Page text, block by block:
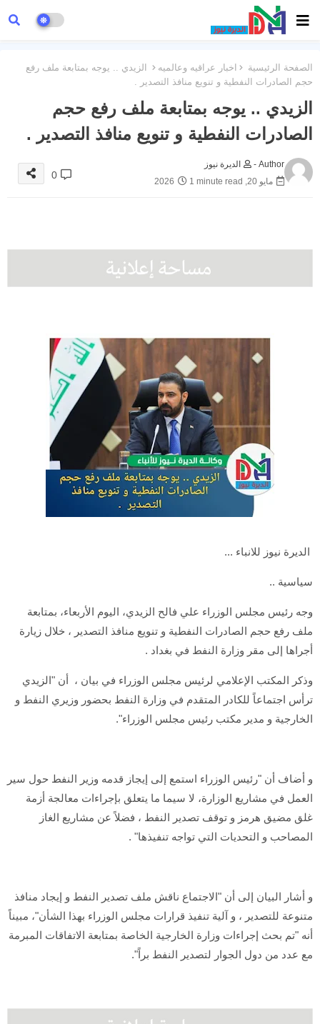
الصفحة الرئيسية اخبار عراقيه وعالميه
الزيدي .. يوجه بمتابعة ملف رفع
حجم الصادرات النفطية و تنويع منافذ التصدير .
الزيدي .. يوجه بمتابعة ملف رفع حجم
الصادرات النفطية و تنويع منافذ التصدير .
Author -
الديرة نيوز
مايو 20, 2026
1 minute read
0
الديرة نيوز للانباء ...
سياسية ..
وجه رئيس مجلس الوزراء علي فالح الزيدي، اليوم الأربعاء، بمتابعة
ملف رفع حجم الصادرات النفطية و تنويع منافذ التصدير ، خلال زيارة
أجراها إلى مقر وزارة النفط في بغداد .
وذكر المكتب الإعلامي لرئيس مجلس الوزراء في بيان ، أن "الزيدي
ترأس اجتماعاً للكادر المتقدم في وزارة النفط بحضور وزيري النفط و
الخارجية و مدير مكتب رئيس مجلس الوزراء".
و أضاف أن "رئيس الوزراء استمع إلى إيجاز قدمه وزير النفط حول سير
العمل في مشاريع الوزارة، لا سيما ما يتعلق بإجراءات معالجة أزمة
غلق مضيق هرمز و توقف تصدير النفط ، فضلاً عن مشاريع الغاز
المصاحب و التحديات التي تواجه تنفيذها" .
و أشار البيان إلى أن "الاجتماع ناقش ملف تصدير النفط و إيجاد منافذ
متنوعة للتصدير ، و آلية تنفيذ قرارات مجلس الوزراء بهذا الشأن"، مبيناً
أنه "تم بحث إجراءات وزارة الخارجية الخاصة بمتابعة الاتفاقات المبرمة
مع عدد من دول الجوار لتصدير النفط براً".